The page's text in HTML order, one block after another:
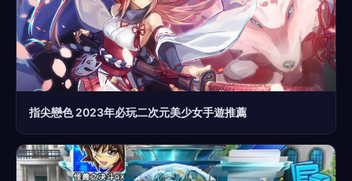
指尖戀色 2023年必玩二次元美少女手遊推薦